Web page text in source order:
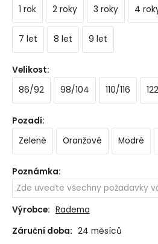
1 rok
2 roky 3 roky 4
7 let 8 let 9 let
Velikost:
86/92
98/104 110/116
Pozadí:
Zelené
Oranžové Modré
Poznámka:
Výrobce: Radema
Záruční doba: 24 měsíců